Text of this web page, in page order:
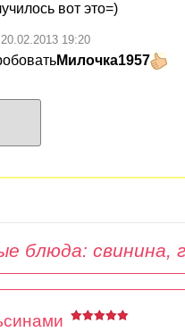
вот это=)
20.02.2013 19:20
Милочка1957
блюда: свинина,